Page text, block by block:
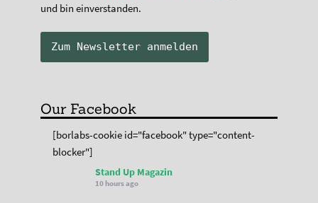
und bin einverstanden.
Our Facebook
[borlabs-cookie id="facebook" type="content-
blocker"]
Stand Up Magazin
10 hours ago